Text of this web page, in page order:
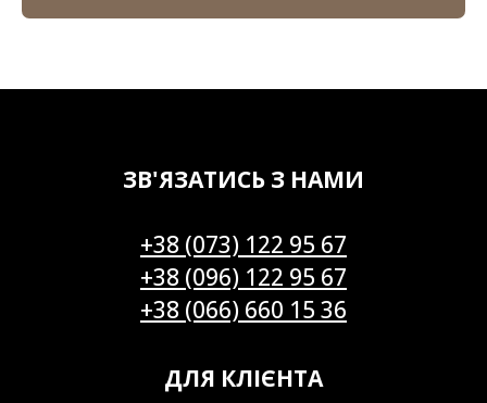
ЗВ'ЯЗАТИСЬ З НАМИ
+38 (073) 122 95 67
+38 (096) 122 95 67
+38 (066) 660 15 36
ДЛЯ КЛІЄНТА